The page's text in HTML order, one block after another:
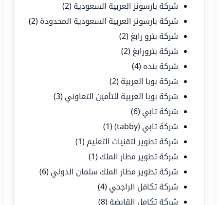
شركة بارسونز العربية السعودية (2)
شركة بارسونز العربية السعودية المحدودة (2)
شركة بترو رابغ (2)
شركة بترورابغ (2)
شركة بنده (4)
شركة بوبا العربية (2)
شركة بوبا العربية للتأمين التعاوني (3)
شركة تابي (6)
شركة تابي (tabby)
(1)
شركة تطوير لتقنيات التعليم (1)
شركة تطوير مطار الملك (1)
شركة تطوير مطار الملك سلمان الدولي (6)
شركة تكافل الراجحي (4)
شركة تكامل القابضة (8)